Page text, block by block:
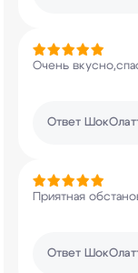
Очень
Ответ
Приятная
Ответ